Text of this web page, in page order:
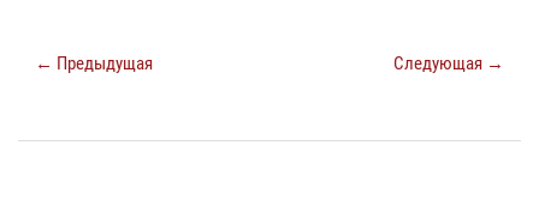
← Предыдущая Следующая →